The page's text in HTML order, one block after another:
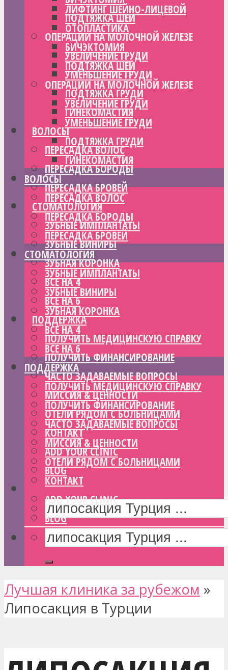
ПОДТЯЖКА ШЕИ
ОПЕРАЦИИ НА МОЛОЧНОЙ ЖЕЛЕЗЕ
УВЕЛИЧЕНИЕ ГРУДИ
УМЕНЬШЕНИЕ ГРУДИ
ПОДТЯЖКА ГРУДИ
ГИНЕКОМАСТИЯ
ВОЛОСЫ
ПЕРЕСАДКА ВОЛОС
ПЕРЕСАДКА БОРОДЫ
ПЕРЕСАДКА БРОВЕЙ
СТОМАТОЛОГИЯ
ЗУБНЫЕ ИМПЛАНТАТЫ
ЗУБНЫЕ ВИНИРЫ
ЗУБНАЯ КОРОНКА
ВСЕ НА 4
ВСЕ НА 6
ПОДДЕРЖКА
ПОЛУЧИТЬ МЕДИЦИНСКУЮ СПРАВКУ
ПОЛУЧИТЬ ФИНАНСИРОВАНИЕ
ЧАСТО ЗАДАВАЕМЫЕ ВОПРОСЫ
МИССИЯ & ЦЕННОСТИ
ОТЕЛИ РЯДОМ С БОЛЬНИЦАМИ
КОНТАКТ
ADD YOUR CLINIC
BLOG
ЛИФТИНГ ШЕЙНО-ЛИЦЕВОЙ
ОТОПЛАСТИКА
БИЧЭКТОМИЯ
ПОДТЯЖКА ШЕИ
ОПЕРАЦИИ НА МОЛОЧНОЙ ЖЕЛЕЗЕ
УВЕЛИЧЕНИЕ ГРУДИ
УМЕНЬШЕНИЕ ГРУДИ
ПОДТЯЖКА ГРУДИ
ГИНЕКОМАСТИЯ
ВОЛОСЫ
ПЕРЕСАДКА ВОЛОС
ПЕРЕСАДКА БОРОДЫ
ПЕРЕСАДКА БРОВЕЙ
СТОМАТОЛОГИЯ
ЗУБНЫЕ ИМПЛАНТАТЫ
ЗУБНЫЕ ВИНИРЫ
ЗУБНАЯ КОРОНКА
ВСЕ НА 4
ВСЕ НА 6
ПОДДЕРЖКА
ПОЛУЧИТЬ МЕДИЦИНСКУЮ СПРАВКУ
ПОЛУЧИТЬ ФИНАНСИРОВАНИЕ
ЧАСТО ЗАДАВАЕМЫЕ ВОПРОСЫ
МИССИЯ & ЦЕННОСТИ
ОТЕЛИ РЯДОМ С БОЛЬНИЦАМИ
КОНТАКТ
ADD YOUR CLINIC
BLOG
Лучшая клиника за рубежом »
Липосакция в Турции